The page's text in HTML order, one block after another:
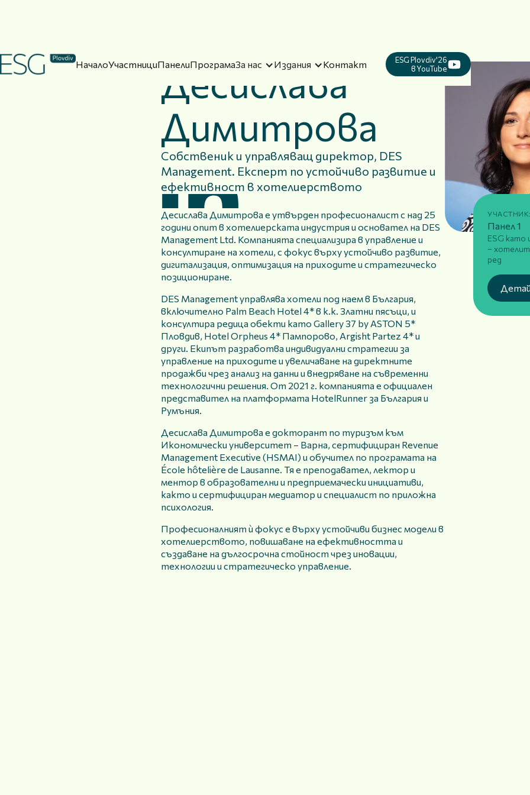
НачалоУчастнициПанелиПрограмаЗа нас Издания Контакт
ESG Plovdiv'26
в YouTube
Десислава
Димитрова
Собственик и управляващ директор, DES
Management. Експерт по устойчиво развитие и
ефективност в хотелиерството
Десислава Димитрова е утвърден професионалист с над 25
години опит в хотелиерската индустрия и основател на DES
Management Ltd. Компанията специализира в управление и
консултиране на хотели, с фокус върху устойчиво развитие,
дигитализация, оптимизация на приходите и стратегическо
позициониране.
DES Management управлява хотели под наем в България,
включително Palm Beach Hotel 4* в к.к. Златни пясъци, и
консултира редица обекти като Gallery 37 by ASTON 5*
Пловдив, Hotel Orpheus 4* Пампорово, Argisht Partez 4* и
други. Екипът разработва индивидуални стратегии за
управление на приходите и увеличаване на директните
продажби чрез анализ на данни и внедряване на съвременни
технологични решения. От 2021 г. компанията е официален
представител на платформата HotelRunner за България и
Румъния.
Десислава Димитрова е докторант по туризъм към
Икономически университет – Варна, сертифициран Revenue
Management Executive (HSMAI) и обучител по програмата на
École hôtelière de Lausanne. Тя е преподавател, лектор и
ментор в образователни и предприемачески инициативи,
както и сертифициран медиатор и специалист по приложна
психология.
Професионалният ѝ фокус е върху устойчиви бизнес модели в
хотелиерството, повишаване на ефективността и
създаване на дългосрочна стойност чрез иновации,
технологии и стратегическо управление.
Панел 1
ESG като
–
ред